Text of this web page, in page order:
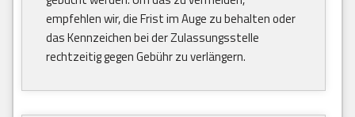
empfehlen wir, die Frist im Auge zu behalten oder
das Kennzeichen bei der Zulassungsstelle
rechtzeitig gegen Gebühr zu verlängern.